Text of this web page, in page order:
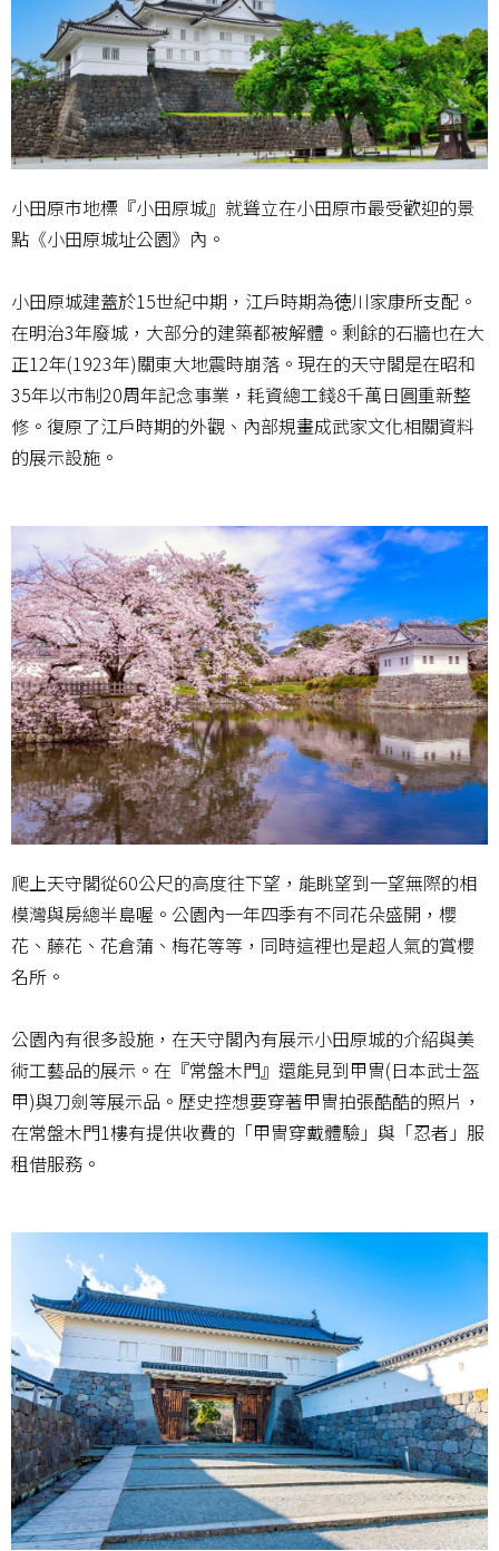
小田原市地標『小田原城』就聳立在小田原市最受歡迎的景
點《小田原城址公園》內。
小田原城建蓋於15世紀中期，江戶時期為徳川家康所支配。
在明治3年廢城，大部分的建築都被解體。剩餘的石牆也在大
正12年(1923年)關東大地震時崩落。現在的天守閣是在昭和
35年以市制20周年記念事業，耗資總工錢8千萬日圓重新整
修。復原了江戶時期的外觀、內部規畫成武家文化相關資料
的展示設施。
爬上天守閣從60公尺的高度往下望，能眺望到一望無際的相
模灣與房總半島喔。公園內一年四季有不同花朵盛開，櫻
花、藤花、花倉蒲、梅花等等，同時這裡也是超人氣的賞櫻
名所。
公園內有很多設施，在天守閣內有展示小田原城的介紹與美
術工藝品的展示。在『常盤木門』還能見到甲冑(日本武士盔
甲)與刀劍等展示品。歷史控想要穿著甲冑拍張酷酷的照片，
在常盤木門1樓有提供收費的「甲冑穿戴體驗」與「忍者」服
租借服務。